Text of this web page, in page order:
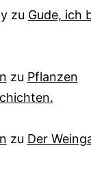
zu Gude, ich
zu Pflanzen
zu Der